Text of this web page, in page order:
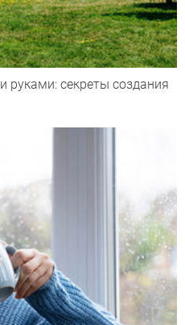
руками: секреты создания